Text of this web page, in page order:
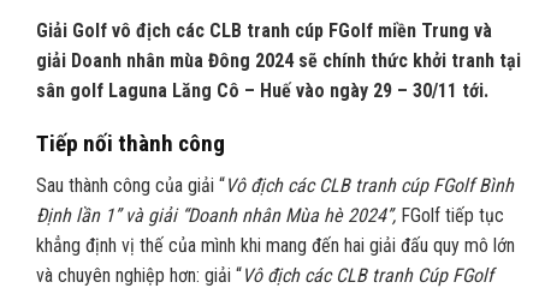
Giải Golf vô địch các CLB tranh cúp FGolf miền Trung và
giải Doanh nhân mùa Đông 2024 sẽ chính thức khởi tranh tại
sân golf Laguna Lăng Cô – Huế vào ngày 29 – 30/11 tới.
Tiếp nối thành công
Sau thành công của giải “Vô địch các CLB tranh cúp FGolf Bình
Định lần 1” và giải “Doanh nhân Mùa hè 2024”, FGolf tiếp tục
khẳng định vị thế của mình khi mang đến hai giải đấu quy mô lớn
và chuyên nghiệp hơn: giải “Vô địch các CLB tranh Cúp FGolf